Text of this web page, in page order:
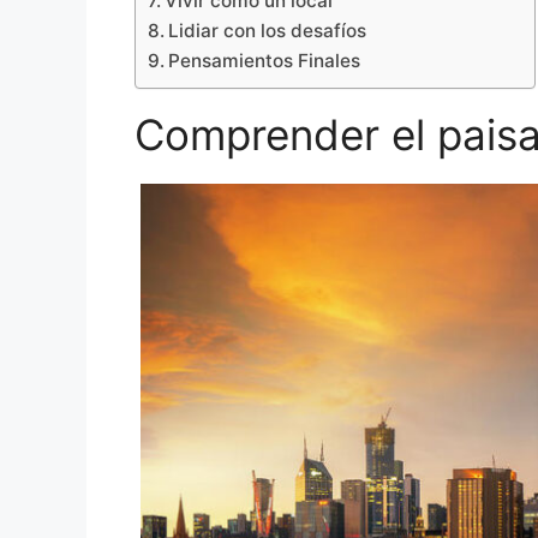
Lidiar con los desafíos
Pensamientos Finales
Comprender el